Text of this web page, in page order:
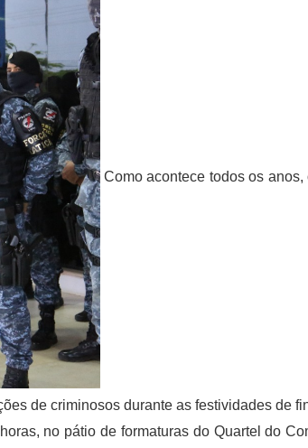
Como acontece todos os anos,
de criminosos durante as festividades de
no pátio de formaturas do Quartel do